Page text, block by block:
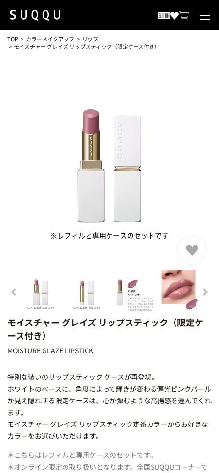
TOP カラーメイクアップ
リップ
モイスチャー グレイズ リップスティック（限定ケース付き）
モイスチャー グレイズ リップスティック（限定ケ
ース付き）
MOISTURE GLAZE LIPSTICK
特別な装いのリップスティック ケースが再登場。
ホワイトのベースに、角度によって輝きが変わる偏光ピンクパール
が見え隠れする限定ケースは、心が弾むような高揚感を運んでくれ
ます。
モイスチャー グレイズ リップスティック定番カラーからお好きな
カラーをお選びいただけます。
＊こちらはレフィルと専用ケースのセットです。
＊オンライン限定の取り扱いとなります。全国SUQQUコーナーで